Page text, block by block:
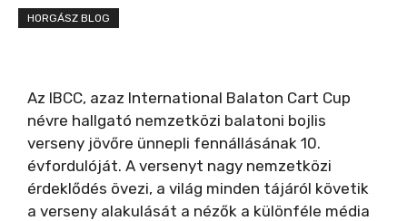
HORGÁSZ BLOG
Az IBCC, azaz International Balaton Cart Cup
névre hallgató nemzetközi balatoni bojlis
verseny jövőre ünnepli fennállásának 10.
évfordulóját. A versenyt nagy nemzetközi
érdeklődés övezi, a világ minden tájáról követik
a verseny alakulását a nézők a különféle média